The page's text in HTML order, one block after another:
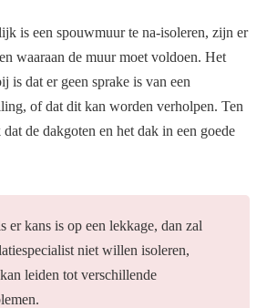
is een spouwmuur te na-isoleren, zijn er
waaraan de muur moet voldoen. Het
is dat er geen sprake is van een
of dat dit kan worden verholpen. Ten
de dakgoten en het dak in een goede
er kans is op een lekkage, dan zal
niet willen isoleren,
leiden tot verschillende